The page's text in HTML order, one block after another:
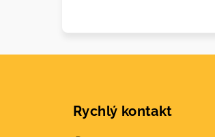
Rychlý kontakt